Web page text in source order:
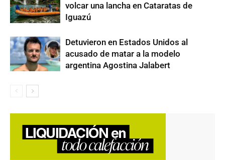
volcar una lancha en Cataratas de
Iguazú
Detuvieron en Estados Unidos al
acusado de matar a la modelo
argentina Agostina Jalabert